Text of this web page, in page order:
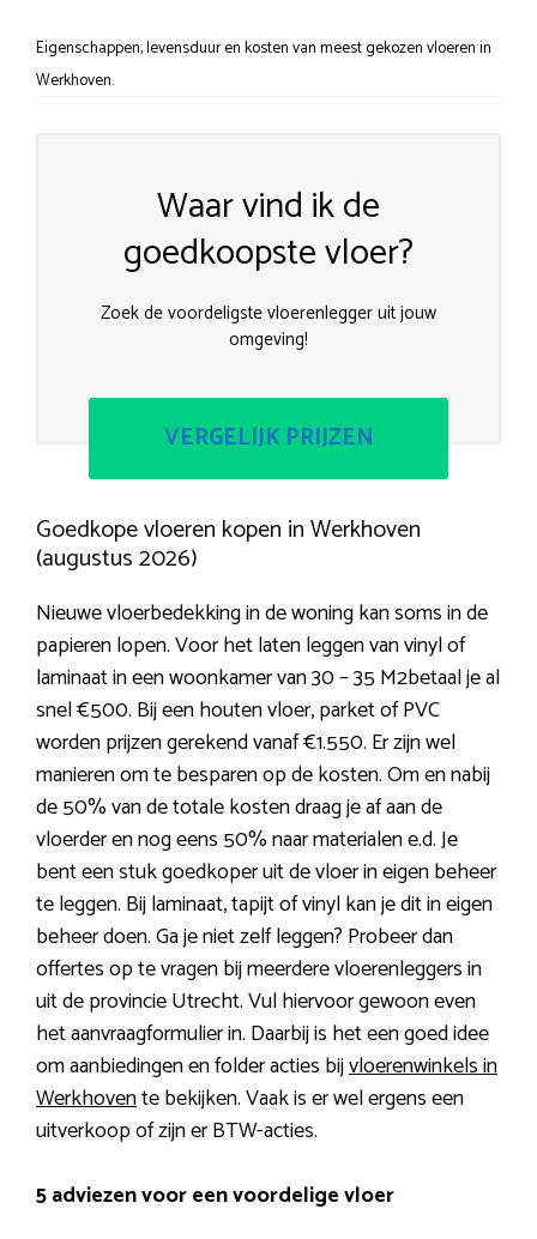
Eigenschappen, levensduur en kosten van meest gekozen vloeren in
Werkhoven.
Waar vind ik de
goedkoopste vloer?
Zoek de voordeligste vloerenlegger uit jouw
omgeving!
VERGELIJK PRIJZEN
Goedkope vloeren kopen in Werkhoven
(augustus 2026)
Nieuwe vloerbedekking in de woning kan soms in de
papieren lopen. Voor het laten leggen van vinyl of
laminaat in een woonkamer van 30 – 35 M2betaal je al
snel €500. Bij een houten vloer, parket of PVC
worden prijzen gerekend vanaf €1.550. Er zijn wel
manieren om te besparen op de kosten. Om en nabij
de 50% van de totale kosten draag je af aan de
vloerder en nog eens 50% naar materialen e.d. Je
bent een stuk goedkoper uit de vloer in eigen beheer
te leggen. Bij laminaat, tapijt of vinyl kan je dit in eigen
beheer doen. Ga je niet zelf leggen? Probeer dan
offertes op te vragen bij meerdere vloerenleggers in
uit de provincie Utrecht. Vul hiervoor gewoon even
het aanvraagformulier in. Daarbij is het een goed idee
om aanbiedingen en folder acties bijvloerenwinkels in
Werkhovente bekijken. Vaak is er wel ergens een
uitverkoop of zijn er BTW-acties.
5 adviezen voor een voordelige vloer